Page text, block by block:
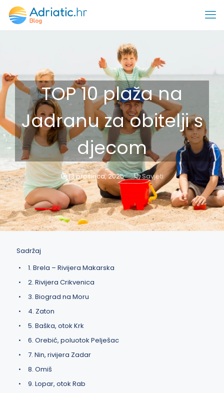
TOP 10 plaža na
Jadranu za obitelji s
djecom
13 prosinca, 2025 Savjeti
Sadržaj
1. Brela – Rivijera Makarska
2. Rivijera Crikvenica
3. Biograd na Moru
4. Zaton
5. Baška, otok Krk
6. Orebić, poluotok Pelješac
7. Nin, rivijera Zadar
8. Omiš
9. Lopar, otok Rab